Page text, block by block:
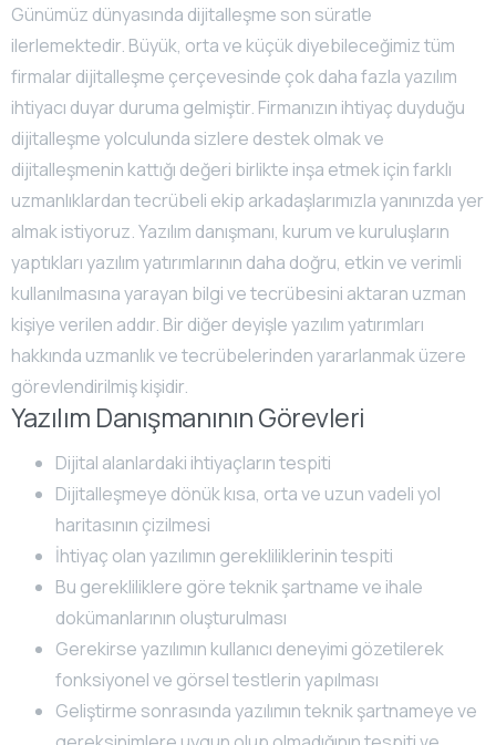
Günümüz dünyasında dijitalleşme son süratle
ilerlemektedir. Büyük, orta ve küçük diyebileceğimiz tüm
firmalar dijitalleşme çerçevesinde çok daha fazla yazılım
ihtiyacı duyar duruma gelmiştir. Firmanızın ihtiyaç duyduğu
dijitalleşme yolculunda sizlere destek olmak ve
dijitalleşmenin kattığı değeri birlikte inşa etmek için farklı
uzmanlıklardan tecrübeli ekip arkadaşlarımızla yanınızda yer
almak istiyoruz. Yazılım danışmanı, kurum ve kuruluşların
yaptıkları yazılım yatırımlarının daha doğru, etkin ve verimli
kullanılmasına yarayan bilgi ve tecrübesini aktaran uzman
kişiye verilen addır. Bir diğer deyişle yazılım yatırımları
hakkında uzmanlık ve tecrübelerinden yararlanmak üzere
görevlendirilmiş kişidir.
Yazılım Danışmanının Görevleri
Dijital alanlardaki ihtiyaçların tespiti
Dijitalleşmeye dönük kısa, orta ve uzun vadeli yol
haritasının çizilmesi
İhtiyaç olan yazılımın gerekliliklerinin tespiti
Bu gerekliliklere göre teknik şartname ve ihale
dokümanlarının oluşturulması
Gerekirse yazılımın kullanıcı deneyimi gözetilerek
fonksiyonel ve görsel testlerin yapılması
Geliştirme sonrasında yazılımın teknik şartnameye ve